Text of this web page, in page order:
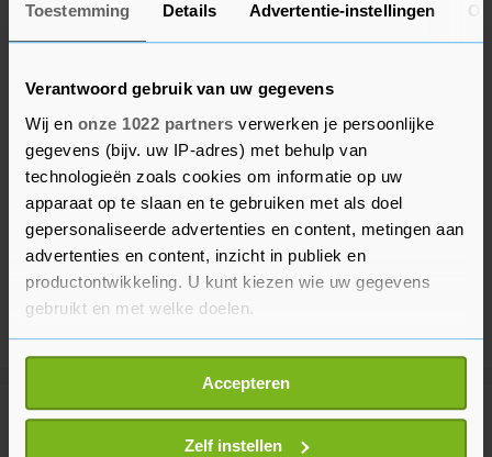
Toestemming Details Advertentie-instellingen
Verantwoord gebruik van uw gegevens
Wij en onze 1022 partners verwerken je persoonlijke
gegevens (bijv. uw IP-adres) met behulp van
technologieën zoals cookies om informatie op uw
apparaat op te slaan en te gebruiken met als doel
gepersonaliseerde advertenties en content, metingen aan
advertenties en content, inzicht in publiek en
productontwikkeling. U kunt kiezen wie uw gegevens
gebruikt en met welke doelen.
Als u het toestaat, willen we ook graag:
Informatie verzamelen over uw geografische
locatie, die tot een paar meter nauwkeurig kan zijn
Uw apparaat identificeren door het actief te
Accepteren
Zelf instellen
Meer uit Sport